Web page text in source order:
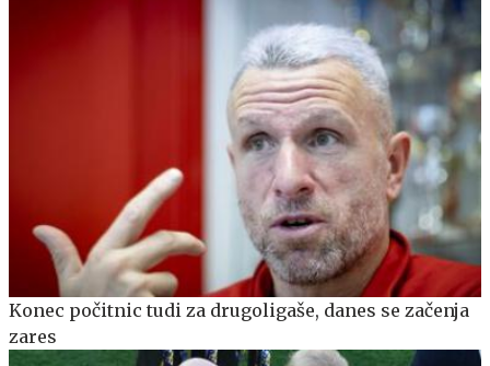
Konec počitnic tudi za drugoligaše, danes se začenja
zares